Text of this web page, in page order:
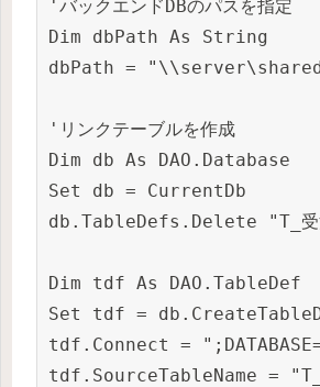
'バックエンドDBのパスを指定
Dim dbPath As String
dbPath =
'リンクテーブルを作成
Dim db As DAO.Database
Set db = CurrentDb
db.TableDefs.Delete "T_受
Dim tdf As DAO.TableDef
Set tdf =
tdf.Connect =
tdf.SourceTableName = "T_